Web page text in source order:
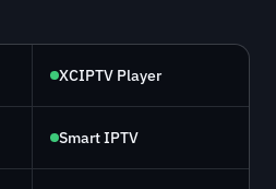
XCIPTV Player
Smart IPTV